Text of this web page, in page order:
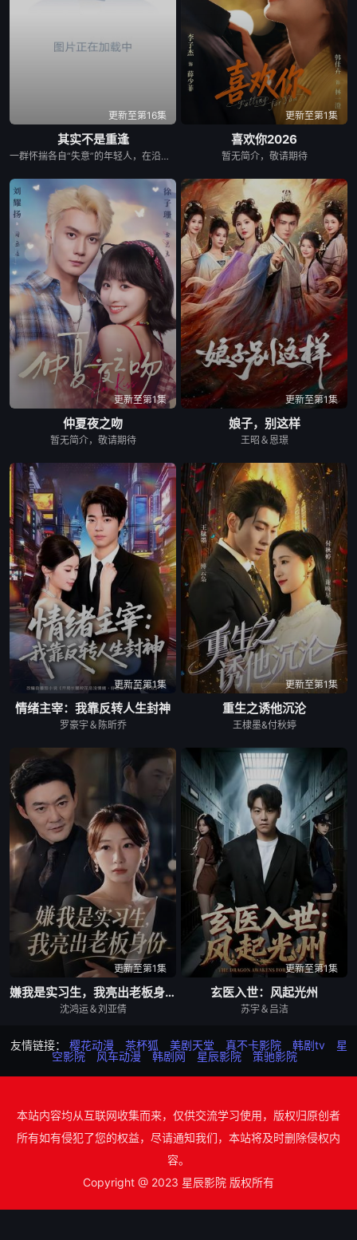
更新至第16集
其实不是重逢
一群怀揣各自“失意”的年轻人，在沿海小城南安相遇相知，他们决心各展所长创办旅行社。他们以当地的特色人文与美食为引，用真诚与创意打动游客。尽管在创业路上笑料百出，但他们也渐渐褪去青涩，逐渐打响“成功旅行社”的品牌。从“冤家”互怼到甜蜜携手，“成功小分队”不仅在南安扎根了事业，更收获了惺惺相惜的友情与双向奔赴的爱情。
更新至第1集
喜欢你2026
暂无简介，敬请期待
更新至第1集
仲夏夜之吻
暂无简介，敬请期待
更新至第1集
娘子，别这样
王昭＆恩璟
更新至第1集
情绪主宰：我靠反转人生封神
罗豪宇＆陈昕乔
更新至第1集
重生之诱他沉沦
王棣墨&付秋婷
更新至第1集
嫌我是实习生，我亮出老板身份
沈鸿运＆刘亚倩
更新至第1集
玄医入世：风起光州
苏宇＆吕洁
友情链接： 樱花动漫 茶杯狐 美剧天堂 真不卡影院 韩剧tv
星
空影院
风车动漫 韩剧网 星辰影院 策驰影院
本站内容均从互联网收集而来，仅供交流学习使用，版权归原创者
所有如有侵犯了您的权益，尽请通知我们，本站将及时删除侵权内
容。
Copyright @ 2023 星辰影院 版权所有